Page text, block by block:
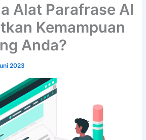
Alat Parafrase AI
Kemampuan
Anda?
2023